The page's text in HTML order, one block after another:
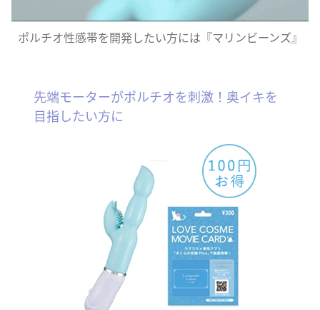
ポルチオ性感帯を開発したい方には『マリンビーンズ』
先端モーターがポルチオを刺激！奥イキを
目指したい方に